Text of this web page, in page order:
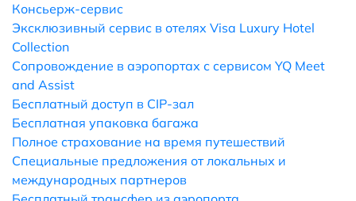
Консьерж-сервис
Эксклюзивный сервис в отелях Visa Luxury Hotel
Collection
Сопровождение в аэропортах с сервисом YQ Meet
and Assist
Бесплатный доступ в CIP-зал
Бесплатная упаковка багажа
Полное страхование на время путешествий
Специальные предложения от локальных и
международных партнеров